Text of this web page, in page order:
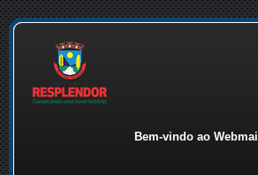
Bem-vindo ao Webmail